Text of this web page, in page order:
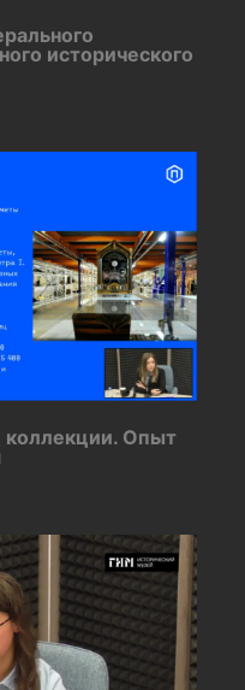
исторического
коллекции. Опыт